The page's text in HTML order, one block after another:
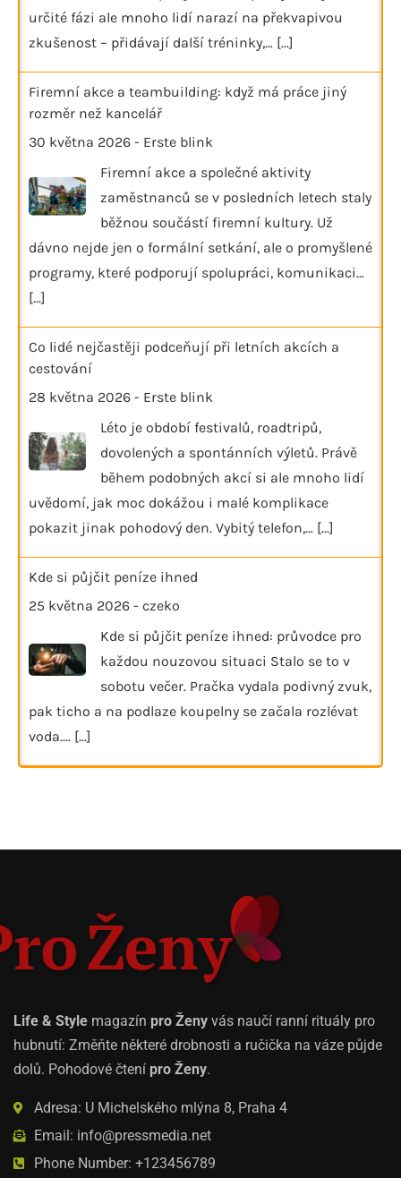
určité fázi ale mnoho lidí narazí na překvapivou
zkušenost – přidávají další tréninky,… [...]
Firemní akce a teambuilding: když má práce jiný
rozměr než kancelář
30 května 2026 - Erste blink
Firemní akce a společné aktivity
zaměstnanců se v posledních letech staly
běžnou součástí firemní kultury. Už
dávno nejde jen o formální setkání, ale o promyšlené
programy, které podporují spolupráci, komunikaci…
[...]
Co lidé nejčastěji podceňují při letních akcích a
cestování
28 května 2026 - Erste blink
Léto je období festivalů, roadtripů,
dovolených a spontánních výletů. Právě
během podobných akcí si ale mnoho lidí
uvědomí, jak moc dokážou i malé komplikace
pokazit jinak pohodový den. Vybitý telefon,… [...]
Kde si půjčit peníze ihned
25 května 2026 - czeko
Kde si půjčit peníze ihned: průvodce pro
každou nouzovou situaci Stalo se to v
sobotu večer. Pračka vydala podivný zvuk,
pak ticho a na podlaze koupelny se začala rozlévat
voda.… [...]
Life & Style magazín pro Ženy vás naučí ranní rituály pro
hubnutí: Změňte některé drobnosti a ručička na váze půjde
dolů. Pohodové čtení pro Ženy.
Adresa: U Michelského mlýna 8, Praha 4
Email: info@pressmedia.net
Phone Number: +123456789